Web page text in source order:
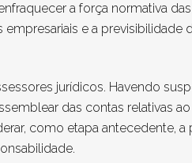
a força normativa
empresariais e a previsibilidade
jurídicos. Havendo
das contas relativas
como etapa antecedente, a